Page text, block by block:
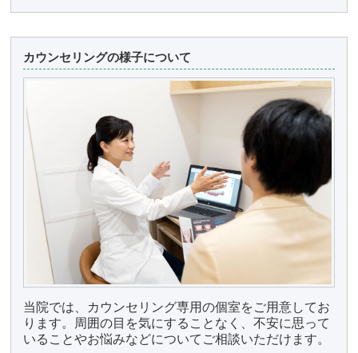
カウンセリングの様子について
当院では、カウンセリング専用の個室をご用意してお
ります。周囲の目を気にすることなく、不安に思って
いることやお悩みなどについてご相談いただけます。